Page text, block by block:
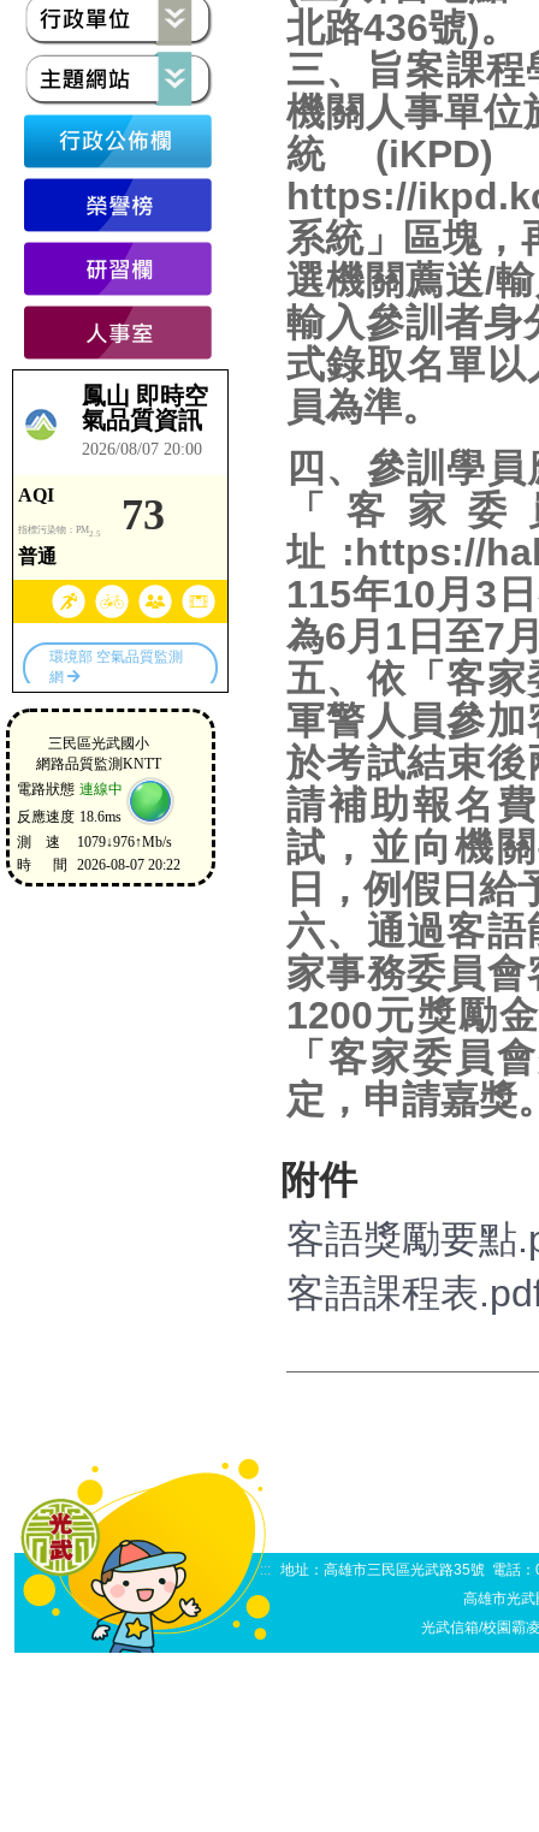
北路436號)。
三、旨案課
機關人事單位
統
https://
系統」區塊，
選機關薦送/
輸入參訓者身
式錄取名單
員為準。
四、參訓學
「客家
址:https://
115年10月3
為6月1日至7
五、依「客
軍警人員參
於考試結束
請補助報名
試，並向機
日，例假日給
六、通過客
家事務委員
1200元獎勵
「客家委員
定，申請嘉獎
附件
客語獎勵要點
客語課程表
:::
地址：高雄市三民區光武路35號 電話
高雄市光
光武信箱/校園霸